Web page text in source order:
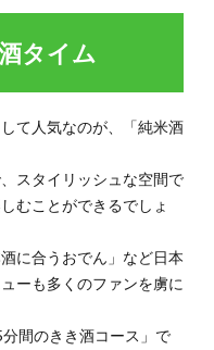
タイム
て人気なのが、「純米酒
スタイリッシュな空間で
むことができるでしょ
に合うおでん」など日本
ーも多くのファンを虜に
間のきき酒コース」で